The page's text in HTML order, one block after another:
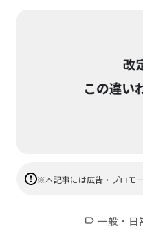
※本記事には広告・プロモ
label 一般・日